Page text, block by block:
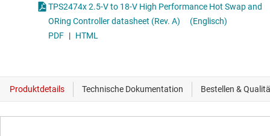
TPS2474x 2.5-V to 18-V High Performance Hot Swap and
ORing Controller datasheet (Rev. A)
(Englisch)
PDF | HTML